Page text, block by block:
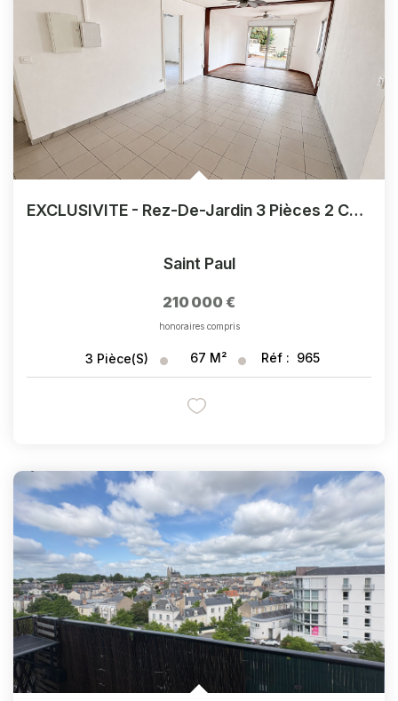
EXCLUSIVITE - Rez-De-Jardin 3 Pièces 2 Chambres - Plateau Cailloux
Saint Paul
210 000 €
honoraires compris
3 Pièce(s) 67 M² Réf : 965